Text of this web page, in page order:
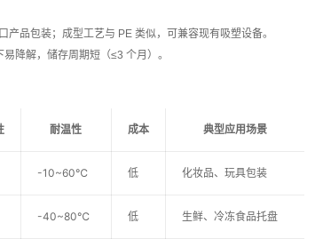
品包装；成型工艺与 PE 类似，可兼容现有吸塑设备。
降解，储存周期短（≤3 个月）。
耐温性 成本 典型应用场景
-10~60℃ 低 化妆品、玩具包装
-40~80℃ 低 生鲜、冷冻食品托盘